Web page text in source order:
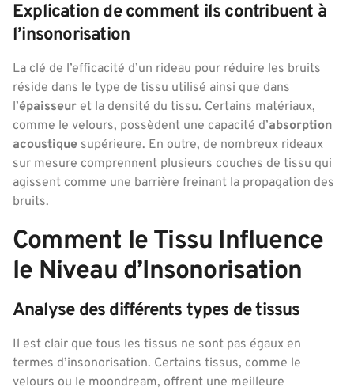
Explication de comment ils contribuent à
l’insonorisation
La clé de l’efficacité d’un rideau pour réduire les bruits
réside dans le type de tissu utilisé ainsi que dans
l’épaisseur et la densité du tissu. Certains matériaux,
comme le velours, possèdent une capacité d’absorption
acoustique supérieure. En outre, de nombreux rideaux
sur mesure comprennent plusieurs couches de tissu qui
agissent comme une barrière freinant la propagation des
bruits.
Comment le Tissu Influence
le Niveau d’Insonorisation
Analyse des différents types de tissus
Il est clair que tous les tissus ne sont pas égaux en
termes d’insonorisation. Certains tissus, comme le
velours ou le moondream, offrent une meilleure